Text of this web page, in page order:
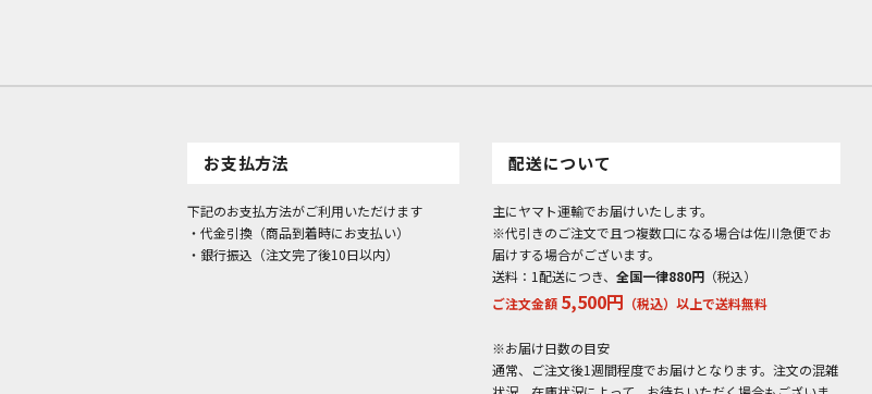
お支払方法
下記のお支払方法がご利用いただけます
・代金引換（商品到着時にお支払い）
・銀行振込（注文完了後10日以内）
配送について
主にヤマト運輸でお届けいたします。
※代引きのご注文で且つ複数口になる場合は佐川急便でお
届けする場合がございます。
送料：1配送につき、 全国一律880円 （税込）
ご注文金額 5,500円 （税込）以上で送料無料
※お届け日数の目安
通常、ご注文後1週間程度でお届けとなります。注文の混雑